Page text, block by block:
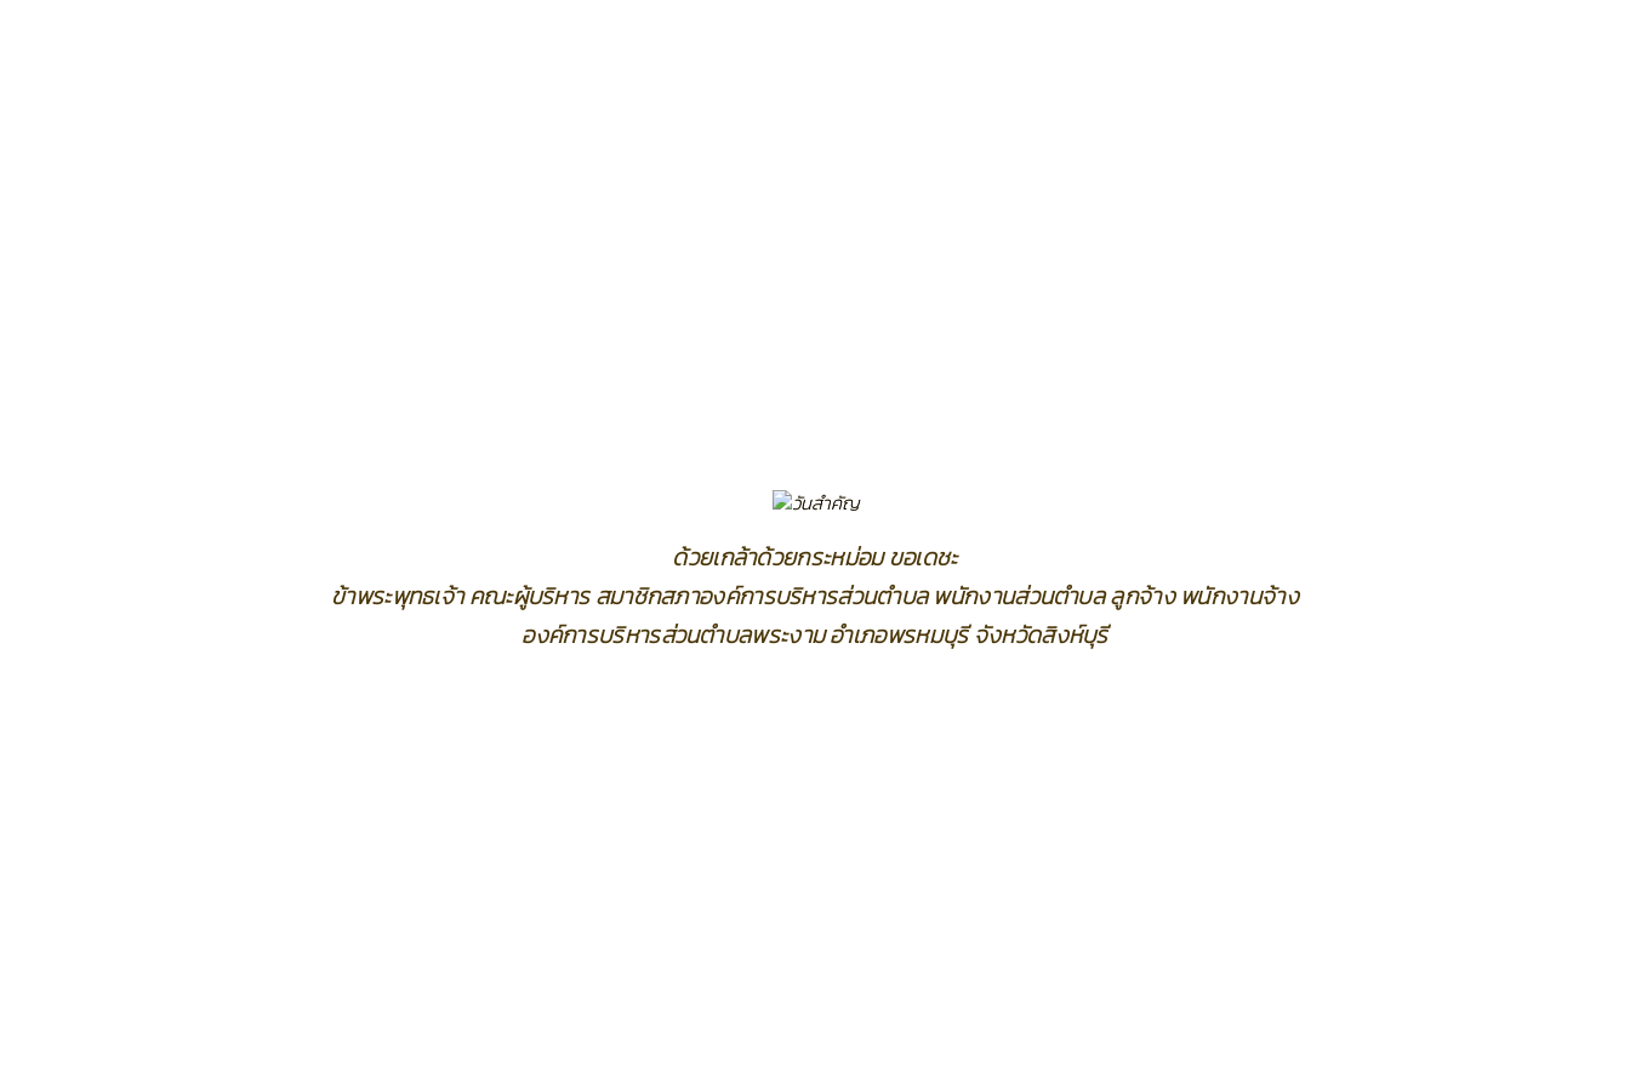
ด้วยเกล้าด้วยกระหม่อม ขอเดชะ
ข้าพระพุทธเจ้า คณะผู้บริหาร สมาชิกสภาองค์การบริหารส่วนตำบล พนักงานส่วนตำบล ลูกจ้าง พนักงานจ้าง
องค์การบริหารส่วนตำบลพระงาม อำเภอพรหมบุรี จังหวัดสิงห์บุรี